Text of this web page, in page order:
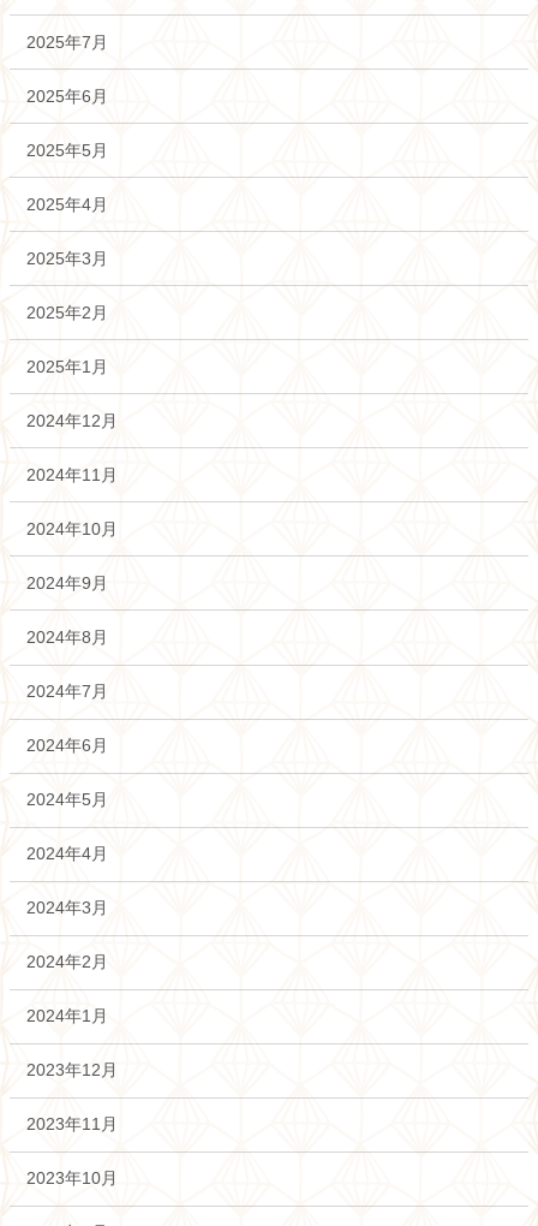
2025年7月
2025年6月
2025年5月
2025年4月
2025年3月
2025年2月
2025年1月
2024年12月
2024年11月
2024年10月
2024年9月
2024年8月
2024年7月
2024年6月
2024年5月
2024年4月
2024年3月
2024年2月
2024年1月
2023年12月
2023年11月
2023年10月